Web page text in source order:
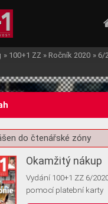
s ukládáním
» 100+1 ZZ » Ročník 2020 » 6/
do čtenářské zóny
Okamžitý nákup
Vydání 100+1 ZZ 6/
pomocí platební karty